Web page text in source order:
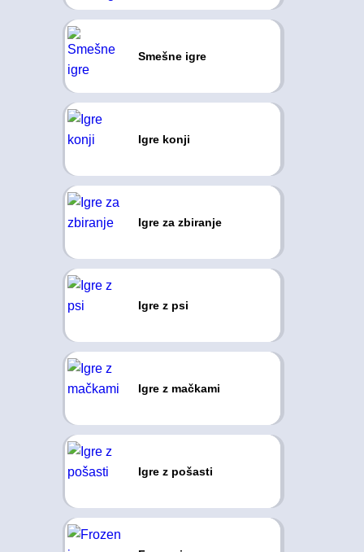
Smešne igre
Igre konji
Igre za zbiranje
Igre z psi
Igre z mačkami
Igre z pošasti